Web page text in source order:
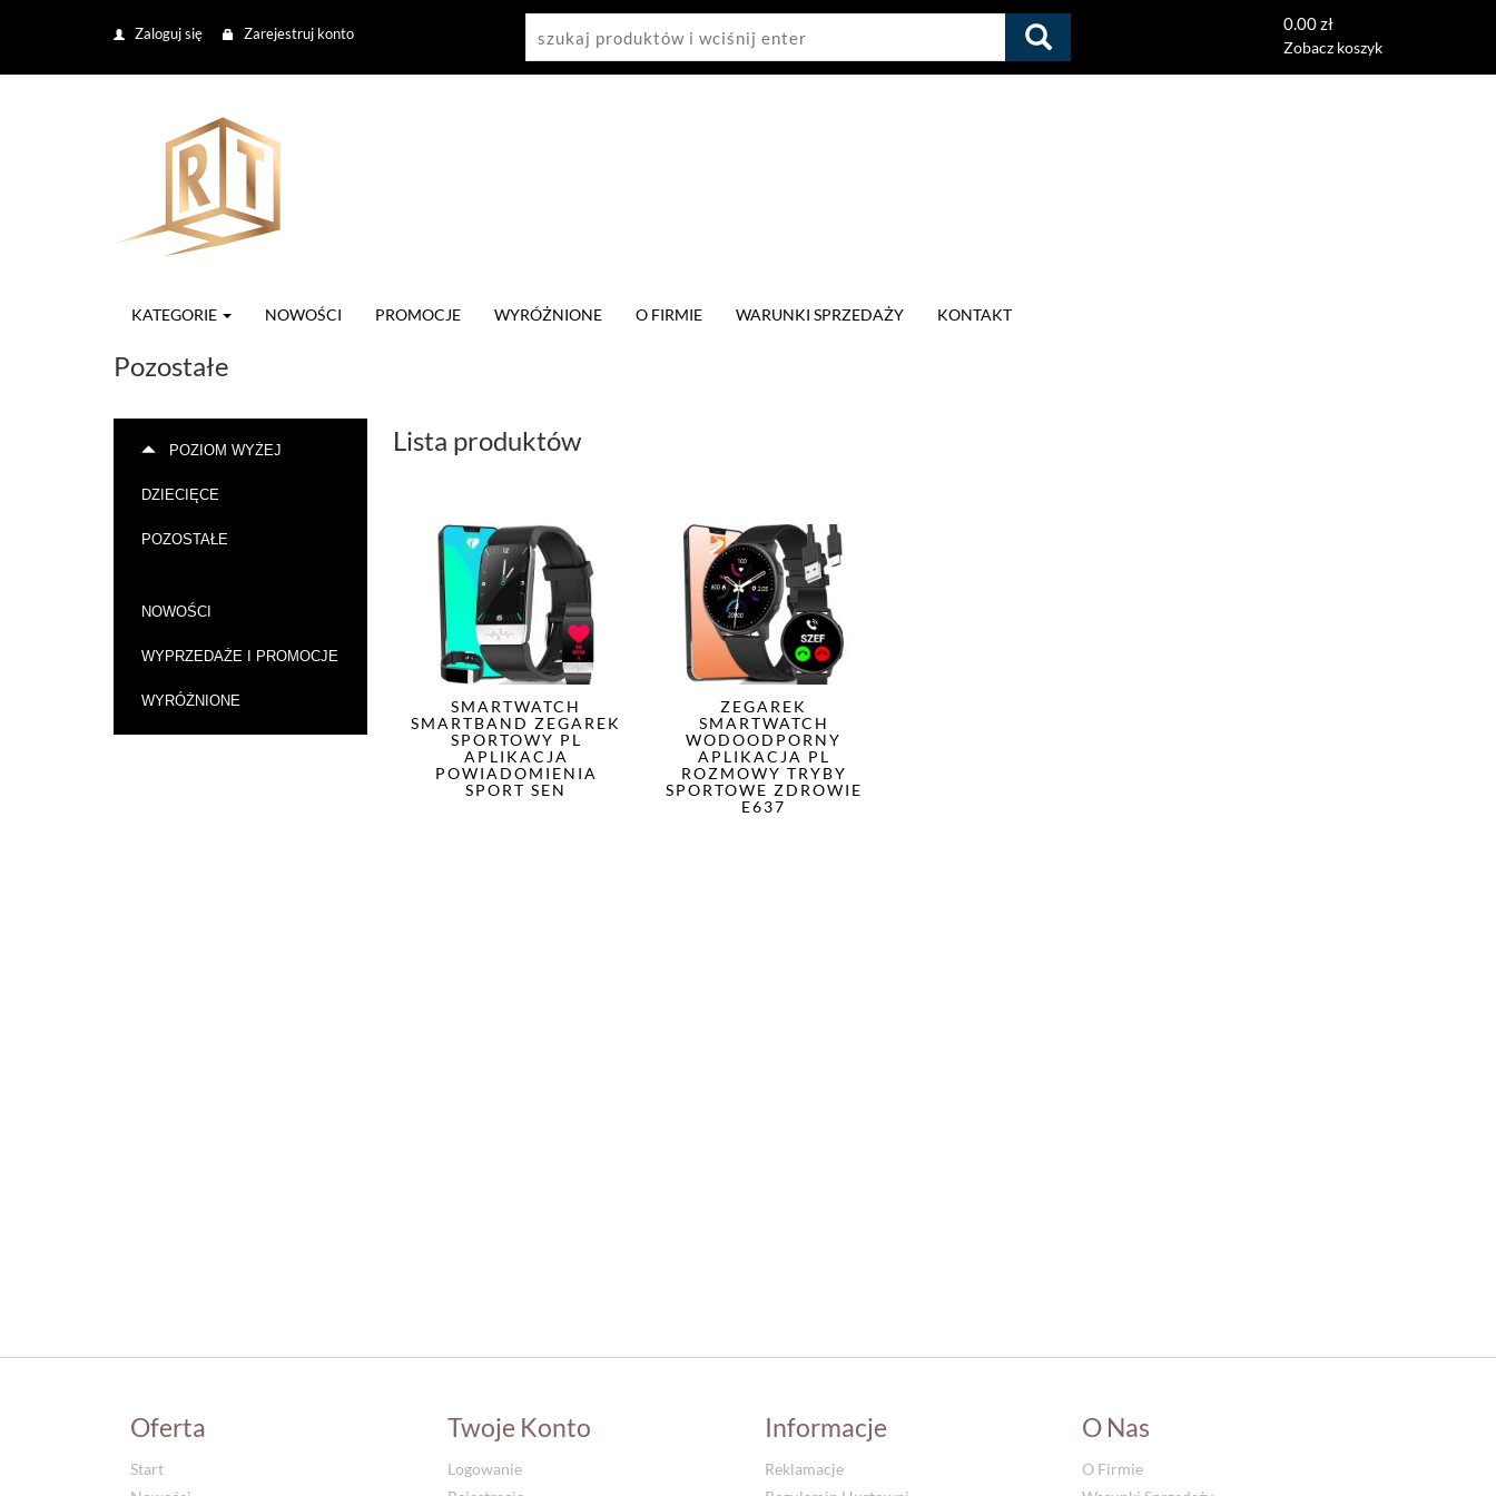
Zaloguj się Zarejestruj konto 0.00 zł
Zobacz koszyk
KATEGORIE NOWOŚCI PROMOCJE WYRÓŻNIONE O FIRMIE WARUNKI SPRZEDAŻY KONTAKT
Pozostałe
POZIOM WYŻEJ
DZIECIĘCE
POZOSTAŁE
NOWOŚCI
WYPRZEDAŻE I PROMOCJE
WYRÓŻNIONE
Lista produktów
SMARTWATCH
SMARTBAND ZEGAREK
SPORTOWY PL
APLIKACJA
POWIADOMIENIA
SPORT SEN
ZEGAREK
SMARTWATCH
WODOODPORNY
APLIKACJA PL
ROZMOWY TRYBY
SPORTOWE ZDROWIE
E637
Oferta
Start
Twoje Konto
Logowanie
Informacje
Reklamacje
O Nas
O Firmie